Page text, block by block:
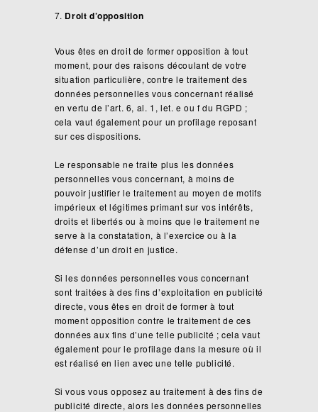
Droit d’opposition
Vous êtes en droit de former opposition à tout
moment, pour des raisons découlant de votre
situation particulière, contre le traitement des
données personnelles vous concernant réalisé
en vertu de l’art. 6, al. 1, let. e ou f du RGPD ;
cela vaut également pour un profilage reposant
sur ces dispositions.
Le responsable ne traite plus les données
personnelles vous concernant, à moins de
pouvoir justifier le traitement au moyen de motifs
impérieux et légitimes primant sur vos intérêts,
droits et libertés ou à moins que le traitement ne
serve à la constatation, à l’exercice ou à la
défense d’un droit en justice.
Si les données personnelles vous concernant
sont traitées à des fins d’exploitation en publicité
directe, vous êtes en droit de former à tout
moment opposition contre le traitement de ces
données aux fins d’une telle publicité ; cela vaut
également pour le profilage dans la mesure où il
est réalisé en lien avec une telle publicité.
Si vous vous opposez au traitement à des fins de
publicité directe, alors les données personnelles